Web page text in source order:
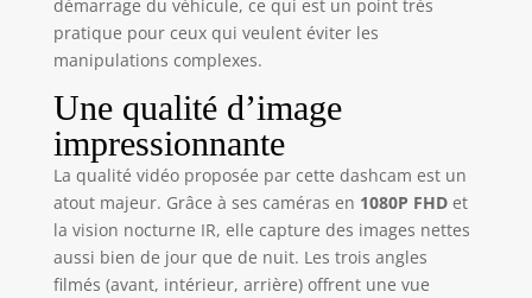
chauffeurs VTC et les
trajets
professionnels, elle
chaque instant, de
jour comme de nuit.
【𝐕𝐢𝐬𝐢𝐨𝐧 𝐍𝐨𝐜𝐭𝐮𝐫𝐧𝐞
𝐒𝐮𝐩𝐞𝐫 𝐒𝐭𝐚𝐫𝐥𝐢𝐠𝐡𝐭】Des
capteurs avancés
pour faible
luminosité et des
objectifs à grande
démarrage du véhicule, ce qui est un point très
pratique pour ceux qui veulent éviter les
manipulations complexes.
Une qualité d’image
impressionnante
La qualité vidéo proposée par cette dashcam est un
atout majeur. Grâce à ses caméras en 1080P FHDet
la vision nocturne IR, elle capture des images nettes
aussi bien de jour que de nuit. Les trois angles
filmés (avant, intérieur, arrière) offrent une vue